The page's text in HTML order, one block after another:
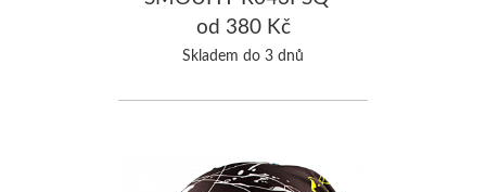
od 380 Kč
Skladem do 3 dnů